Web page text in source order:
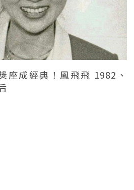
座成經典！鳳飛飛 1982、